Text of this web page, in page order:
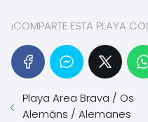
¡COMPARTE ESTA PLAYA
Playa Area Brava / Os
Alemáns / Alemanes